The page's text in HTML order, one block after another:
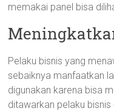
memakai panel bisa
Pelaku bisnis yang
sebaiknya manfaatkan
digunakan karena bisa
ditawarkan pelaku